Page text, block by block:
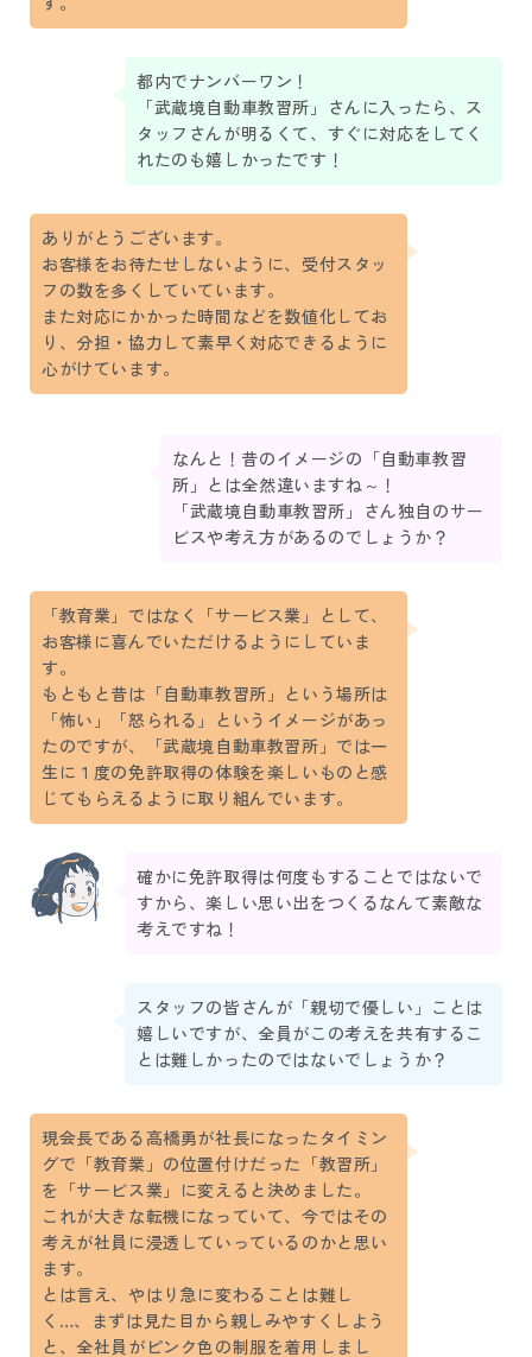
都内でナンバーワン！
「武蔵境自動車教習所」さんに入ったら、ス
タッフさんが明るくて、すぐに対応をしてく
れたのも嬉しかったです！
ありがとうございます。
お客様をお待たせしないように、受付スタッ
フの数を多くしていています。
また対応にかかった時間などを数値化してお
り、分担・協力して素早く対応できるように
心がけています。
なんと！昔のイメージの「自動車教習
所」とは全然違いますね～！
「武蔵境自動車教習所」さん独自のサー
ビスや考え方があるのでしょうか？
「教育業」ではなく「サービス業」として、
お客様に喜んでいただけるようにしていま
す。
もともと昔は「自動車教習所」という場所は
「怖い」「怒られる」というイメージがあっ
たのですが、「武蔵境自動車教習所」では一
生に１度の免許取得の体験を楽しいものと感
じてもらえるように取り組んでいます。
確かに免許取得は何度もすることではないで
すから、楽しい思い出をつくるなんて素敵な
考えですね！
スタッフの皆さんが「親切で優しい」ことは
嬉しいですが、全員がこの考えを共有するこ
とは難しかったのではないでしょうか？
現会長である高橋勇が社長になったタイミン
グで「教育業」の位置付けだった「教習所」
を「サービス業」に変えると決めました。
これが大きな転機になっていて、今ではその
考えが社員に浸透していっているのかと思い
ます。
とは言え、やはり急に変わることは難し
く…、まずは見た目から親しみやすくしよう
と、全社員がピンク色の制服を着用しまし